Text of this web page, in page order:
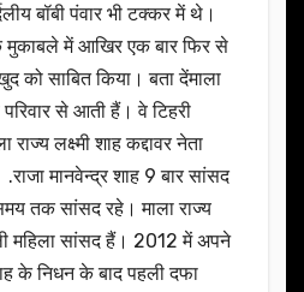
बॉबी पंवार भी टक्कर में थे।
मुकाबले में आखिर एक बार फिर से
को साबित किया। बता देंमाला
परिवार से आती हैं। वे टिहरी
लक्ष्मी शाह कद्दावर नेता
मानवेन्द्र शाह 9 बार सांसद
तक सांसद रहे। माला राज्य
महिला सांसद हैं। 2012 में अपने
के निधन के बाद पहली दफा